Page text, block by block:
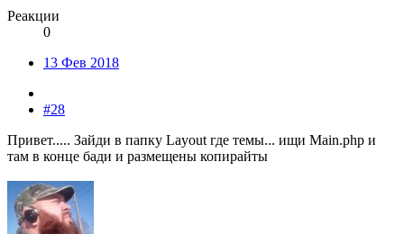
Реакции
0
13 Фев 2018
#28
Привет..... Зайди в папку Layout где темы... ищи Main.php и
там в конце бади и размещены копирайты